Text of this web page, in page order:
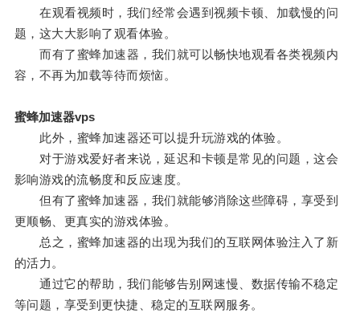
在观看视频时，我们经常会遇到视频卡顿、加载慢的问
题，这大大影响了观看体验。
而有了蜜蜂加速器，我们就可以畅快地观看各类视频内
容，不再为加载等待而烦恼。
蜜蜂加速器vps
此外，蜜蜂加速器还可以提升玩游戏的体验。
对于游戏爱好者来说，延迟和卡顿是常见的问题，这会
影响游戏的流畅度和反应速度。
但有了蜜蜂加速器，我们就能够消除这些障碍，享受到
更顺畅、更真实的游戏体验。
总之，蜜蜂加速器的出现为我们的互联网体验注入了新
的活力。
通过它的帮助，我们能够告别网速慢、数据传输不稳定
等问题，享受到更快捷、稳定的互联网服务。